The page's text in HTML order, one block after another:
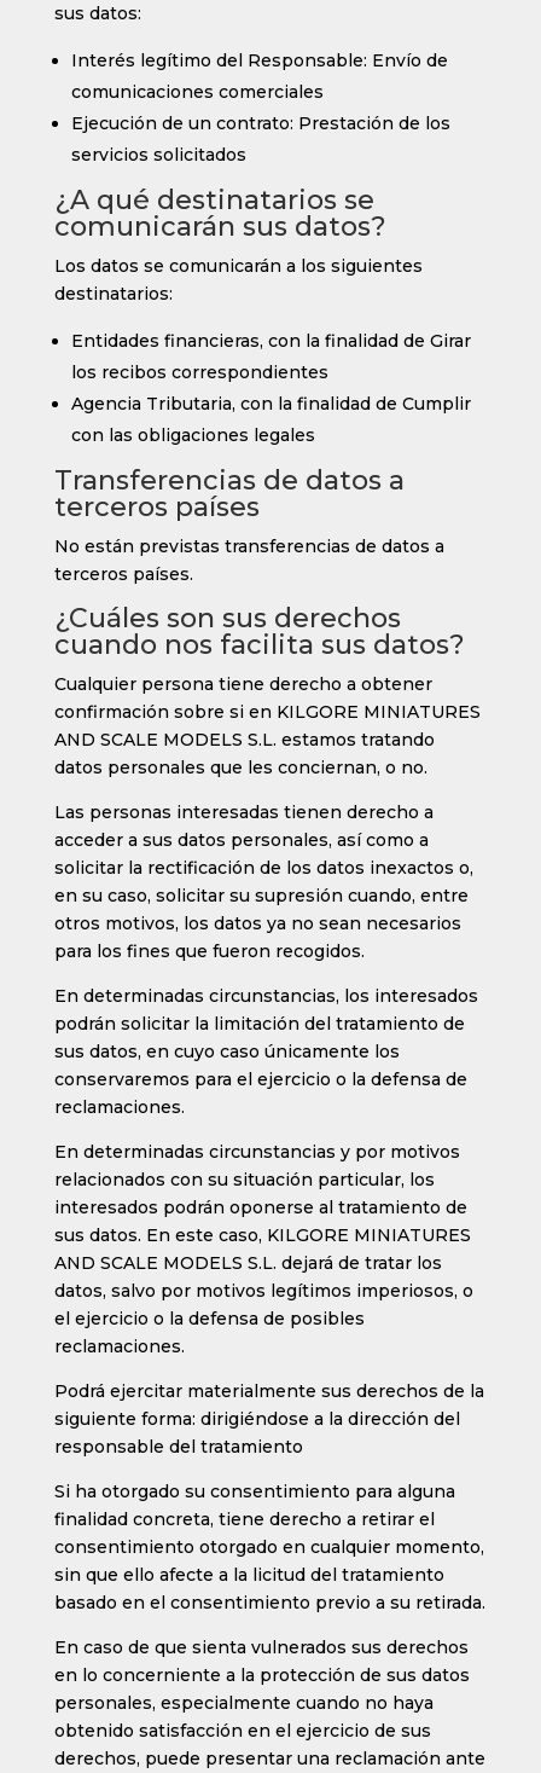
sus datos:
Interés legítimo del Responsable: Envío de
comunicaciones comerciales
Ejecución de un contrato: Prestación de los
servicios solicitados
¿A qué destinatarios se
comunicarán sus datos?
Los datos se comunicarán a los siguientes
destinatarios:
Entidades financieras, con la finalidad de Girar
los recibos correspondientes
Agencia Tributaria, con la finalidad de Cumplir
con las obligaciones legales
Transferencias de datos a
terceros países
No están previstas transferencias de datos a
terceros países.
¿Cuáles son sus derechos
cuando nos facilita sus datos?
Cualquier persona tiene derecho a obtener
confirmación sobre si en KILGORE MINIATURES
AND SCALE MODELS S.L. estamos tratando
datos personales que les conciernan, o no.
Las personas interesadas tienen derecho a
acceder a sus datos personales, así como a
solicitar la rectificación de los datos inexactos o,
en su caso, solicitar su supresión cuando, entre
otros motivos, los datos ya no sean necesarios
para los fines que fueron recogidos.
En determinadas circunstancias, los interesados
podrán solicitar la limitación del tratamiento de
sus datos, en cuyo caso únicamente los
conservaremos para el ejercicio o la defensa de
reclamaciones.
En determinadas circunstancias y por motivos
relacionados con su situación particular, los
interesados podrán oponerse al tratamiento de
sus datos. En este caso, KILGORE MINIATURES
AND SCALE MODELS S.L. dejará de tratar los
datos, salvo por motivos legítimos imperiosos, o
el ejercicio o la defensa de posibles
reclamaciones.
Podrá ejercitar materialmente sus derechos de la
siguiente forma: dirigiéndose a la dirección del
responsable del tratamiento
Si ha otorgado su consentimiento para alguna
finalidad concreta, tiene derecho a retirar el
consentimiento otorgado en cualquier momento,
sin que ello afecte a la licitud del tratamiento
basado en el consentimiento previo a su retirada.
En caso de que sienta vulnerados sus derechos
en lo concerniente a la protección de sus datos
personales, especialmente cuando no haya
obtenido satisfacción en el ejercicio de sus
derechos, puede presentar una reclamación ante